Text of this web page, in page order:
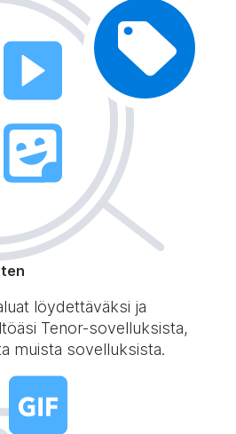
löydettäväksi ja
Tenor-sovelluksista,
muista sovelluksista.